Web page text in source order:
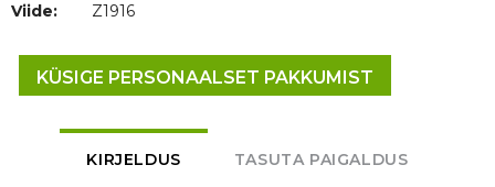
Viide:
Z1916
KÜSIGE PERSONAALSET PAKKUMIST
KIRJELDUS TASUTA PAIGALDUS